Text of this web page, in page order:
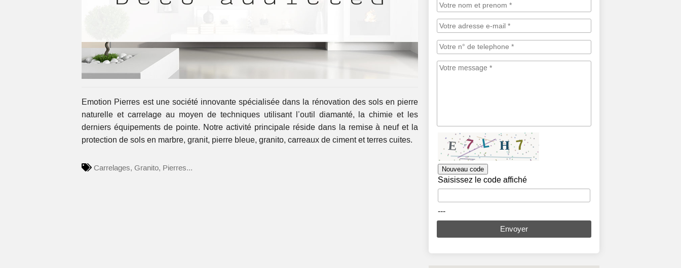
Emotion Pierres est une société innovante spécialisée dans la rénovation des sols en pierre
naturelle et carrelage au moyen de techniques utilisant l’outil diamanté, la chimie et les
derniers équipements de pointe. Notre activité principale réside dans la remise à neuf et la
protection de sols en marbre, granit, pierre bleue, granito, carreaux de ciment et terres cuites.
Carrelages, Granito, Pierres... Nouveau code
Saisissez le code affiché
---
Envoyer